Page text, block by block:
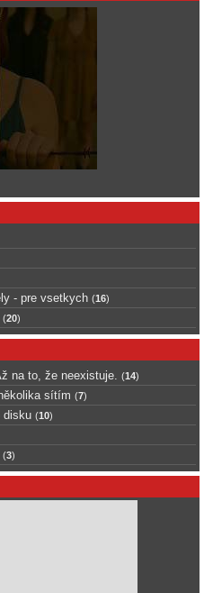
- pre vsetkych (16)
(20)
na to, že neexistuje. (14)
sítím (7)
disku (10)
(3)